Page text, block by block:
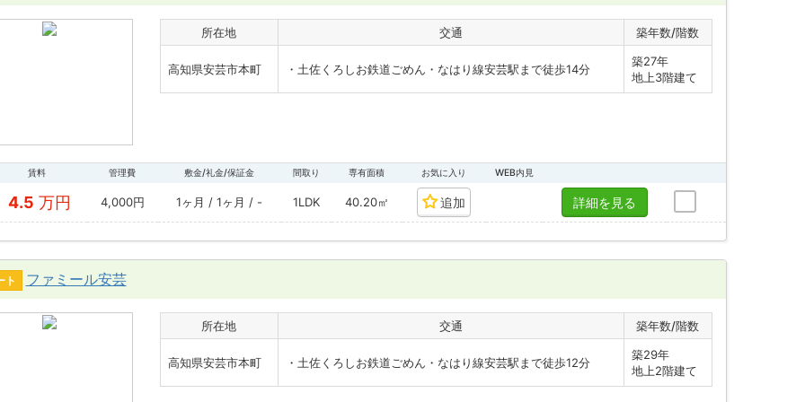
所在地 交通 築年数/階数
高知県安芸市本町 ・土佐くろしお鉄道ごめん・なはり線安芸駅まで徒歩14分
築27年
地上3階建て
賃料 管理費 敷金/礼金/保証金 間取り 専有面積 お気に入り WEB内見
4.5 万円 4,000円 1ヶ月 / 1ヶ月 / - 1LDK 40.20㎡ 追加 詳細を見る
ト ファミール安芸
所在地 交通 築年数/階数
高知県安芸市本町 ・土佐くろしお鉄道ごめん・なはり線安芸駅まで徒歩12分
築29年
地上2階建て